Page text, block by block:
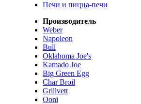
Печи и пицца-печи
Производитель
Weber
Napoleon
Bull
Oklahoma Joe's
Kamado Joe
Big Green Egg
Char Broil
Grillvett
Ooni